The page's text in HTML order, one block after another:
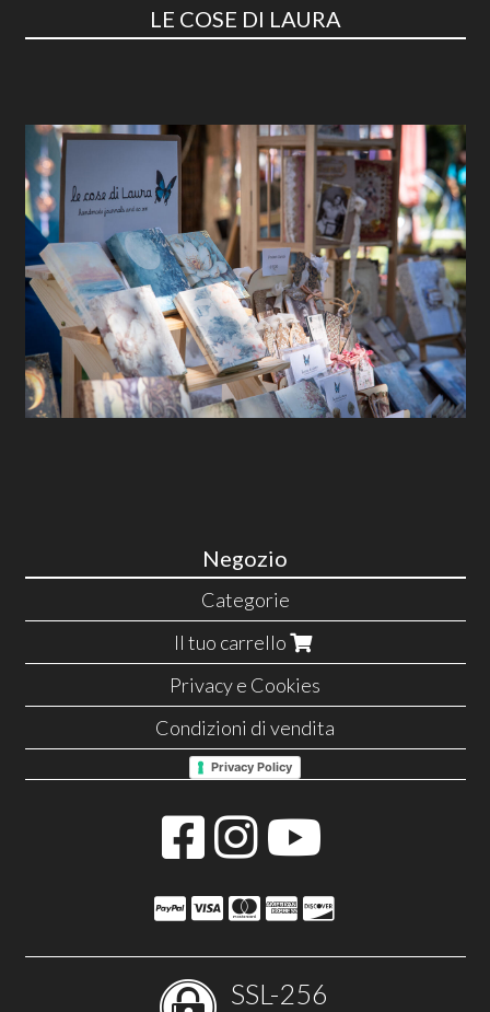
LE COSE DI LAURA
Negozio
Categorie
Il tuo carrello
Privacy e Cookies
Condizioni di vendita
Privacy Policy
SSL-256